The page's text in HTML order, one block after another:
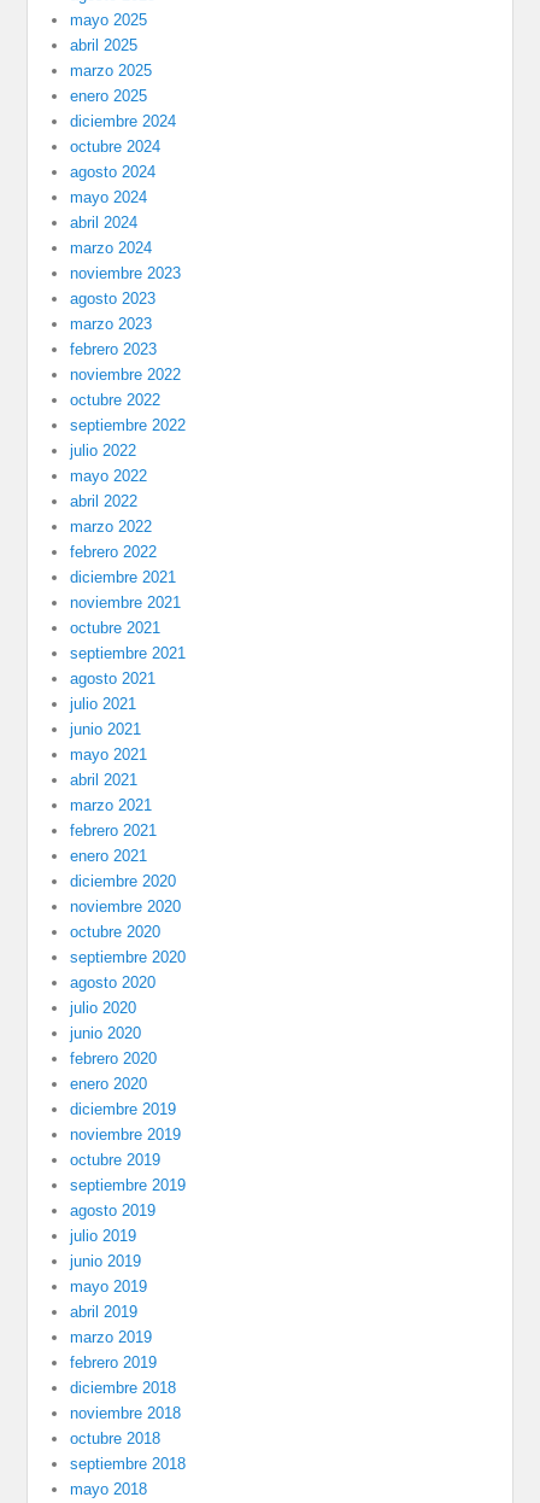
mayo 2025
abril 2025
marzo 2025
enero 2025
diciembre 2024
octubre 2024
agosto 2024
mayo 2024
abril 2024
marzo 2024
noviembre 2023
agosto 2023
marzo 2023
febrero 2023
noviembre 2022
octubre 2022
septiembre 2022
julio 2022
mayo 2022
abril 2022
marzo 2022
febrero 2022
diciembre 2021
noviembre 2021
octubre 2021
septiembre 2021
agosto 2021
julio 2021
junio 2021
mayo 2021
abril 2021
marzo 2021
febrero 2021
enero 2021
diciembre 2020
noviembre 2020
octubre 2020
septiembre 2020
agosto 2020
julio 2020
junio 2020
febrero 2020
enero 2020
diciembre 2019
noviembre 2019
octubre 2019
septiembre 2019
agosto 2019
julio 2019
junio 2019
mayo 2019
abril 2019
marzo 2019
febrero 2019
diciembre 2018
noviembre 2018
octubre 2018
septiembre 2018
mayo 2018